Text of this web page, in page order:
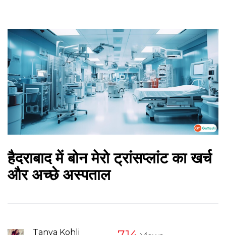
हैदराबाद में बोन मेरो ट्रांसप्लांट का खर्च
और अच्छे अस्पताल
Tanya Kohli